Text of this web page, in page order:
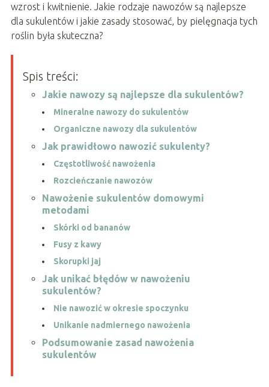
wzrost i kwitnienie. Jakie rodzaje nawozów są najlepsze
dla sukulentów i jakie zasady stosować, by pielęgnacja tych
roślin była skuteczna?
Spis treści:
Jakie nawozy są najlepsze dla sukulentów?
Mineralne nawozy do sukulentów
Organiczne nawozy dla sukulentów
Jak prawidłowo nawozić sukulenty?
Częstotliwość nawożenia
Rozcieńczanie nawozów
Nawożenie sukulentów domowymi
metodami
Skórki od bananów
Fusy z kawy
Skorupki jaj
Jak unikać błędów w nawożeniu
sukulentów?
Nie nawozić w okresie spoczynku
Unikanie nadmiernego nawożenia
Podsumowanie zasad nawożenia
sukulentów